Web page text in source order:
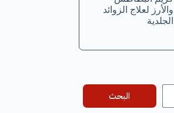
والأرز لعلاج الزوائد
الجلدية
البحث